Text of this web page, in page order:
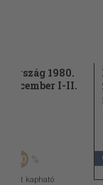
1980.
december I-II.
50
pont kapható